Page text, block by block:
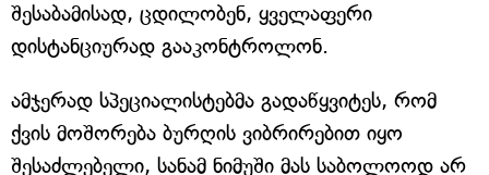
შესაბამისად, ცდილობენ, ყველაფერი
დისტანციურად გააკონტროლონ.
ამჯერად სპეციალისტებმა გადაწყვიტეს, რომ
ქვის მოშორება ბურღის ვიბრირებით იყო
შესაძლებელი, სანამ ნიმუში მას საბოლოოდ არ